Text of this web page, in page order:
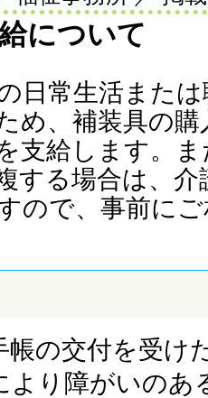
について
日常生活また
め、補装具の
支給します。
する場合は、介
ので、事前に
帳の交付を受け
より障がいのあ